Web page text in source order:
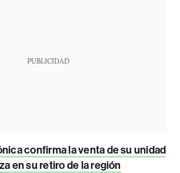
PUBLICIDAD
confirma la venta de su unidad
en su retiro de la región